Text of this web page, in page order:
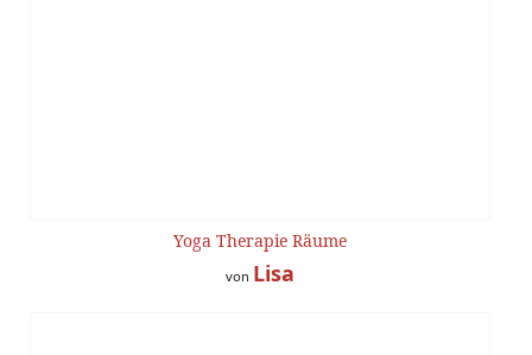
Yoga Therapie Räume
von Lisa